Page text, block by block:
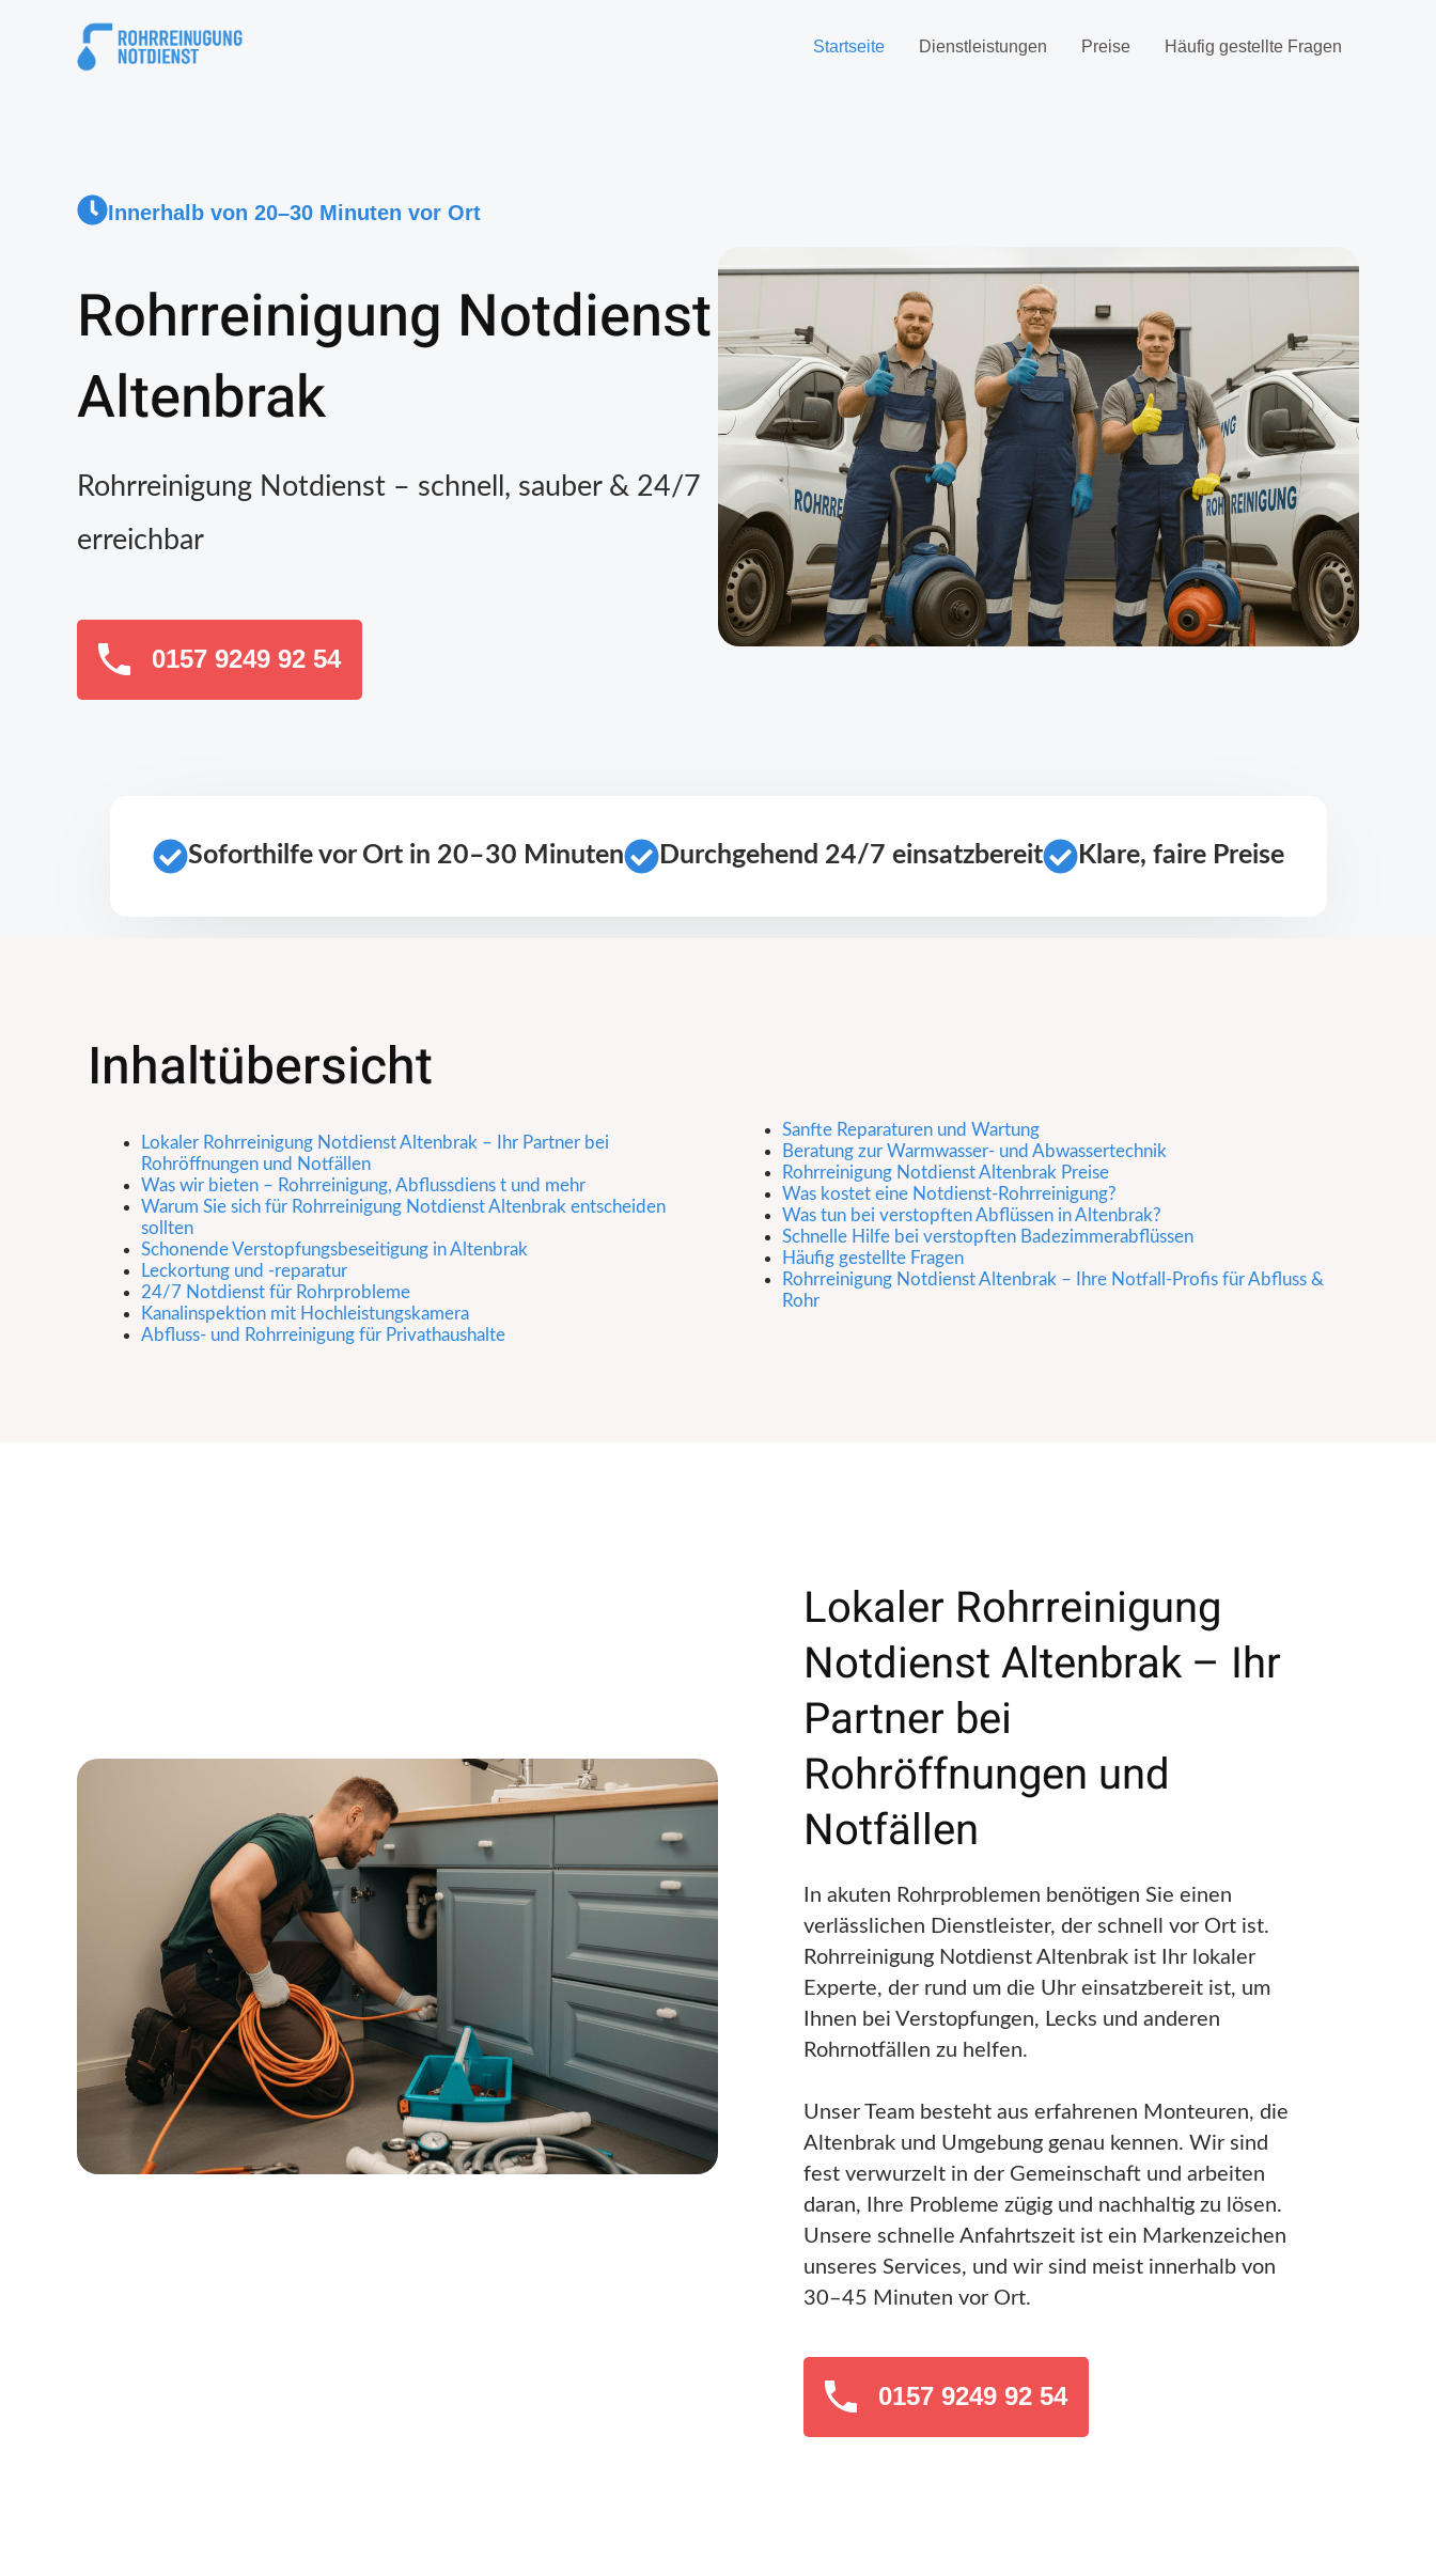
Startseite Dienstleistungen Preise Häufig gestellte Fragen
Innerhalb von 20–30 Minuten vor Ort
Rohrreinigung Notdienst
Altenbrak
Rohrreinigung Notdienst – schnell, sauber & 24/7
erreichbar
0157 9249 92 54
Soforthilfe vor Ort in 20–30 Minuten Durchgehend 24/7 einsatzbereit Klare, faire Preise
Inhaltübersicht
Lokaler Rohrreinigung Notdienst Altenbrak – Ihr Partner bei
Rohröffnungen und Notfällen
Was wir bieten – Rohrreinigung, Abflussdiens t und mehr
Warum Sie sich für Rohrreinigung Notdienst Altenbrak entscheiden
sollten
Schonende Verstopfungsbeseitigung in Altenbrak
Leckortung und -reparatur
24/7 Notdienst für Rohrprobleme
Kanalinspektion mit Hochleistungskamera
Abfluss- und Rohrreinigung für Privathaushalte
Sanfte Reparaturen und Wartung
Beratung zur Warmwasser- und Abwassertechnik
Rohrreinigung Notdienst Altenbrak Preise
Was kostet eine Notdienst-Rohrreinigung?
Was tun bei verstopften Abflüssen in Altenbrak?
Schnelle Hilfe bei verstopften Badezimmerabflüssen
Häufig gestellte Fragen
Rohrreinigung Notdienst Altenbrak – Ihre Notfall-Profis für Abfluss &
Rohr
Lokaler Rohrreinigung
Notdienst Altenbrak – Ihr
Partner bei
Rohröffnungen und
Notfällen
In akuten Rohrproblemen benötigen Sie einen
verlässlichen Dienstleister, der schnell vor Ort ist.
Rohrreinigung Notdienst Altenbrak ist Ihr lokaler
Experte, der rund um die Uhr einsatzbereit ist, um
Ihnen bei Verstopfungen, Lecks und anderen
Rohrnotfällen zu helfen.
Unser Team besteht aus erfahrenen Monteuren, die
Altenbrak und Umgebung genau kennen. Wir sind
fest verwurzelt in der Gemeinschaft und arbeiten
daran, Ihre Probleme zügig und nachhaltig zu lösen.
Unsere schnelle Anfahrtszeit ist ein Markenzeichen
unseres Services, und wir sind meist innerhalb von
30–45 Minuten vor Ort.
0157 9249 92 54